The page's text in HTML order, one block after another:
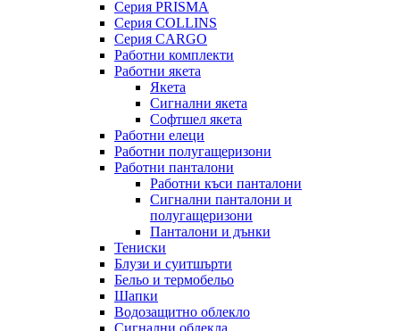
Серия PRISMA
Серия COLLINS
Серия CARGO
Работни комплекти
Работни якета
Якета
Сигнални якета
Софтшел якета
Работни елеци
Работни полугащеризони
Работни панталони
Работни къси панталони
Сигнални панталони и
полугащеризони
Панталони и дънки
Тениски
Блузи и суитшърти
Бельо и термобельо
Шапки
Водозащитно облекло
Сигнални облекла